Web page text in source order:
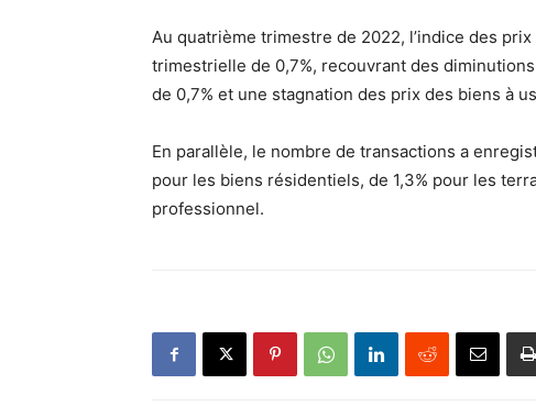
Au quatrième trimestre de 2022, l’indice des
trimestrielle de 0,7%, recouvrant des
de 0,7% et une stagnation des prix des biens à
En parallèle, le nombre de transactions a
pour les biens résidentiels, de 1,3% pour les
professionnel.